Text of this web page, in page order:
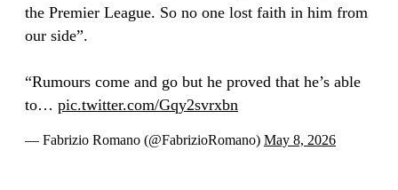
the Premier League. So no one lost faith in him from
our side”.
“Rumours come and go but he proved that he’s able
to… pic.twitter.com/Gqy2svrxbn
— Fabrizio Romano (@FabrizioRomano) May 8, 2026